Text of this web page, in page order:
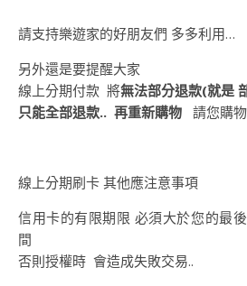
請支持樂遊家的好朋友們 多多利用…
另外還是要提醒大家
線上分期付款 將無法部分退款(就是
只能全部退款.. 再重新購物 請您購
線上分期刷卡 其他應注意事項
信用卡的有限期限 必須大於您的最
間
否則授權時 會造成失敗交易..